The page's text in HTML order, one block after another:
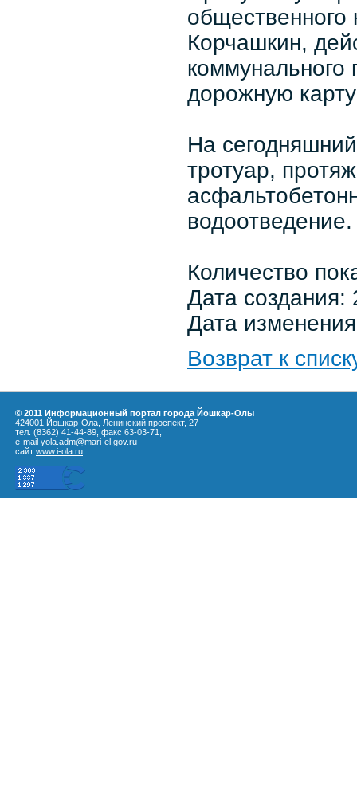
общественного
Корчашкин,
коммунального
дорожную
На
тротуар,
водоотведение.
Количество
Дата
Дата
Возврат к
© 2011 Информационный портал города Йошкар-Олы
424001 Йошкар-Ола, Ленинский проспект, 27
тел. (8362) 41-44-89, факс 63-03-71,
e-mail yola.adm@mari-el.gov.ru
сайт www.i-ola.ru